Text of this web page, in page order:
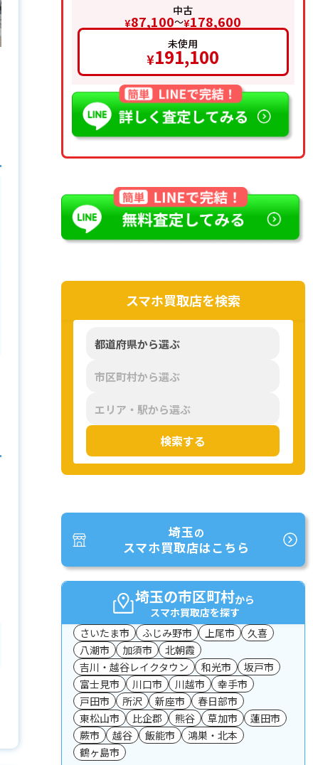
中古
¥87,100〜¥178,600
未使用
¥191,100
スマホ買取店を検索
検索する
埼玉の
スマホ買取店はこちら
埼玉の市区町村から
スマホ買取店を探す
さいたま市
ふじみ野市 上尾市
久喜
八潮市
加須市
北朝霞
吉川・越谷レイクタウン
和光市
坂戸市
富士見市
川口市 川越市
幸手市
戸田市
所沢 新座市
春日部市
東松山市
比企郡 熊谷 草加市
蓮田市
蕨市
越谷 飯能市
鴻巣・北本
鶴ヶ島市